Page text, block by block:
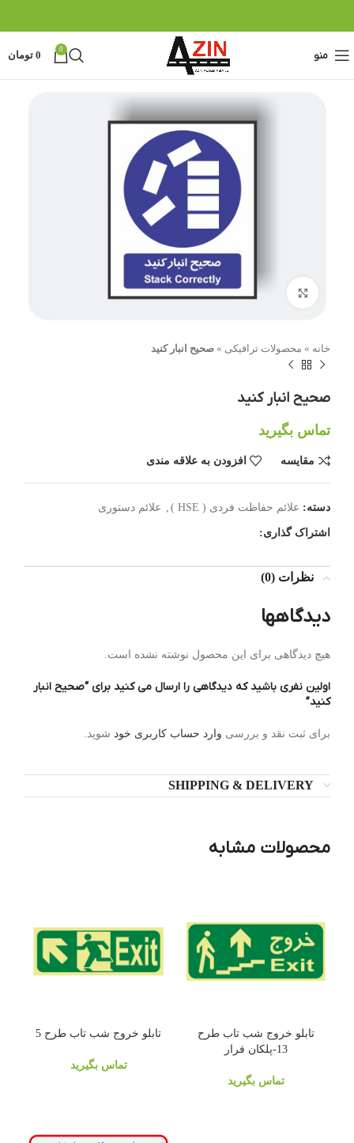
منو 0
0 تومان
بزرگنمایی تصویر
خانه » محصولات ترافیکی » صحیح انبار کنید
صحیح انبار کنید
تماس بگیرید
مقایسه افزودن به علاقه مندی
دسته: علائم حفاظت فردی ( HSE ) , علائم دستوری
اشتراک گذاری:
نظرات (0)
دیدگاهها
هیچ دیدگاهی برای این محصول نوشته نشده است.
اولین نفری باشید که دیدگاهی را ارسال می کنید برای “صحیح انبار
کنید”
برای ثبت نقد و بررسی وارد حساب کاربری خود شوید.
SHIPPING & DELIVERY
محصولات مشابه
تابلو خروج شب تاب طرح
13-پلکان فرار
تماس بگیرید
تابلو خروج شب تاب طرح 5
تماس بگیرید